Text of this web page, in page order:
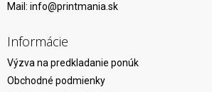
Mail: info@printmania.sk
Informácie
Výzva na predkladanie ponúk
Obchodné podmienky